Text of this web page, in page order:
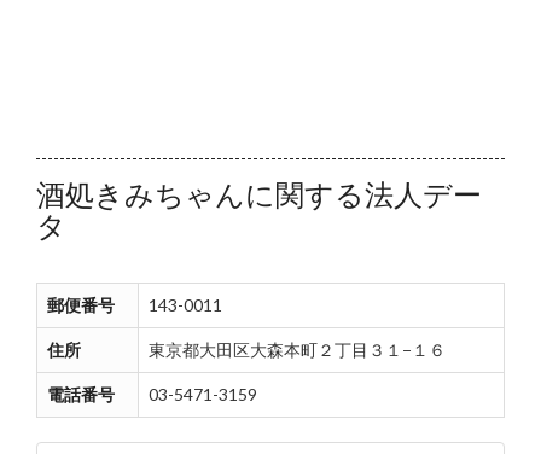
酒処きみちゃんに関する法人デー
タ
郵便番号 143-0011
住所 東京都大田区大森本町２丁目３１−１６
電話番号 03-5471-3159